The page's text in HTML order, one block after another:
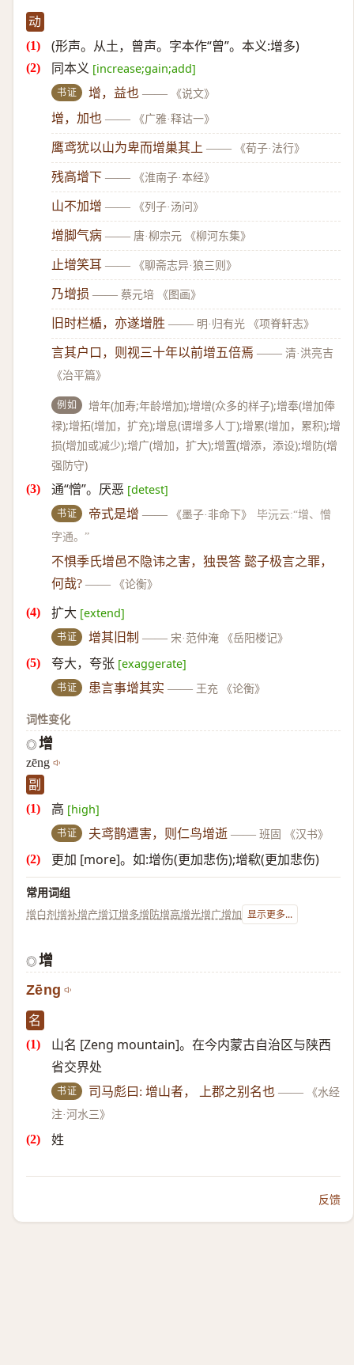
动
(形声。从土，曾声。字本作“曾”。本义:增多)
同本义 [increase;gain;add]
书证 增，益也 —— 《说文》
增，加也 —— 《广雅·释诂一》
鹰鸢犹以山为卑而增巢其上 —— 《荀子·法行》
残高增下 —— 《淮南子·本经》
山不加增 —— 《列子·汤问》
增脚气病 —— 唐·柳宗元 《柳河东集》
止增笑耳 —— 《聊斋志异·狼三则》
乃增损 —— 蔡元培 《图画》
旧时栏楯，亦遂增胜 —— 明·归有光 《项脊轩志》
言其户口，则视三十年以前增五倍焉 —— 清·洪亮吉
《治平篇》
例如
增年(加寿;年龄增加);增增(众多的样子);增奉(增加俸
禄);增拓(增加，扩充);增息(谓增多人丁);增累(增加，累积);增
损(增加或减少);增广(增加，扩大);增置(增添，添设);增防(增
强防守)
通“憎”。厌恶 [detest]
书证 帝式是增 —— 《墨子·非命下》
毕沅云:“增、憎
字通。”
不惧季氏增邑不隐讳之害，独畏答 懿子极言之罪，
何哉? —— 《论衡》
扩大 [extend]
书证 增其旧制 —— 宋·范仲淹 《岳阳楼记》
夸大，夸张 [exaggerate]
书证 患言事增其实 —— 王充 《论衡》
词性变化
◎ 增
zēng
副
高 [high]
书证 夫鸢鹊遭害，则仁鸟增逝 —— 班固 《汉书》
更加 [more]。如:增伤(更加悲伤);增欷(更加悲伤)
常用词组
增白剂增补增产增订增多增防增高增光增广增加 显示更多...
◎ 增
Zēng
名
山名 [Zeng mountain]。在今内蒙古自治区与陕西
省交界处
书证 司马彪曰: 增山者， 上郡之别名也 ——
《水经
注·河水三》
姓
反馈